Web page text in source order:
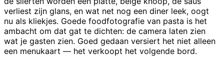
verliest zijn glans, en wat net nog een diner leek, oogt
nu als kliekjes. Goede foodfotografie van pasta is het
ambacht om dat gat te dichten: de camera laten zien
wat je gasten zien. Goed gedaan versiert het niet alleen
een menukaart — het verkoopt het volgende bord.